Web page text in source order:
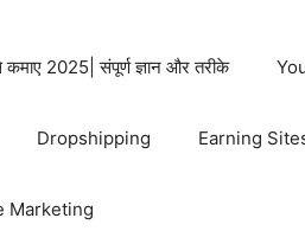
2025| संपूर्ण ज्ञान और तरीके
Dropshipping Earning
Marketing